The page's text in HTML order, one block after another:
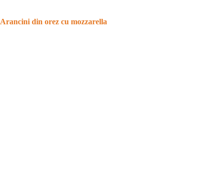
Arancini din orez cu mozzarella